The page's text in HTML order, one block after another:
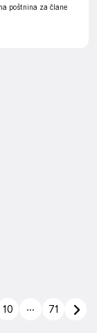
poštnina za člane
10 ... 71